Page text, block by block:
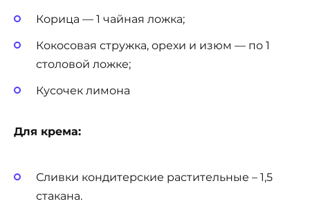
Корица — 1 чайная ложка;
Кокосовая стружка, орехи и изюм — по 1
столовой ложке;
Кусочек лимона
Для крема:
Сливки кондитерские растительные – 1,5
стакана.